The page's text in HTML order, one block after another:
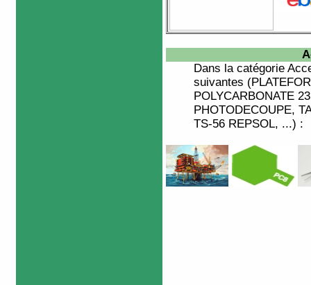
Dans la catégorie
suivantes
POLYCARBONATE
PHOTODECOUPE,
TS-56 REPSOL, ...) :